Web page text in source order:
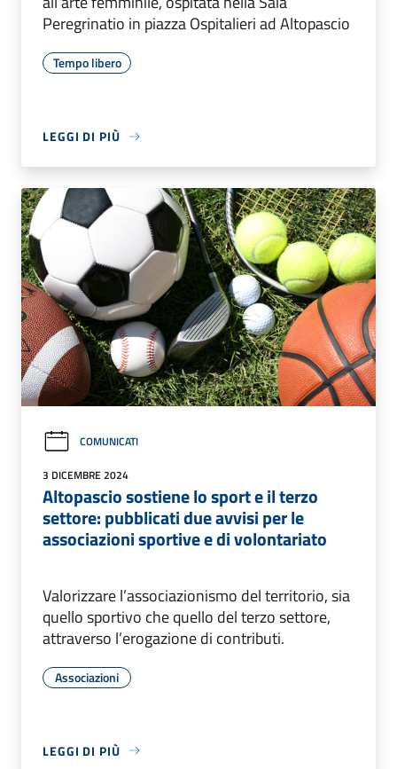
Peregrinatio in piazza Ospitalieri ad Altopascio
Tempo libero
LEGGI DI PIÙ
COMUNICATI
3 DICEMBRE 2024
Altopascio sostiene lo sport e il terzo
settore: pubblicati due avvisi per le
associazioni sportive e di volontariato
Valorizzare l’associazionismo del territorio, sia
quello sportivo che quello del terzo settore,
attraverso l’erogazione di contributi.
Associazioni
LEGGI DI PIÙ